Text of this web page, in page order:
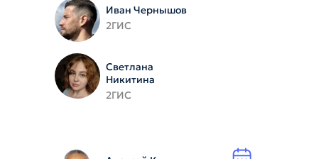
Иван Чернышов
2ГИС
Светлана
Никитина
2ГИС